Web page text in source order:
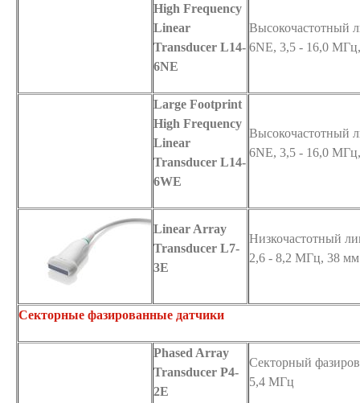
High Frequency
Linear
Transducer L14-
6NE
Высокочастотный
6NE, 3,5 - 16,0
Large Footprint
High Frequency
Linear
Transducer L14-
6WE
Высокочастотный
6NE, 3,5 - 16,0
Linear Array
Transducer L7-
3E
Низкочастотный
2,6 - 8,2 МГц, 38 мм
Секторные фазированные датчики
Phased Array
Transducer P4-
2E
Секторный
5,4 МГц